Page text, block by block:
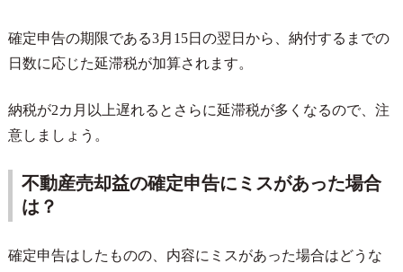
確定申告の期限である3月 15日の翌日から、納付するまでの
日数に応じた延滞税が加算されます。
納税が2カ月以上遅れるとさらに延滞税が多くなるので、注
意しましょう。
不動産売却益の確定申告にミスがあった場合
は？
確定申告はしたものの、内容にミスがあった場合はどうな